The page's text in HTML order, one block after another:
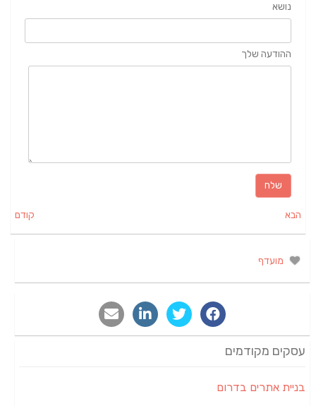
נושא
ההודעה שלך
קודם הבא
מועדף
עסקים מקודמים
בניית אתרים בדרום